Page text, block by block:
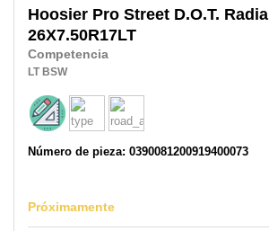
Hoosier Pro Street D.O.T. Radial
26X7.50R17LT
Competencia
LT BSW
Número de pieza: 0390081200919400073
Próximamente